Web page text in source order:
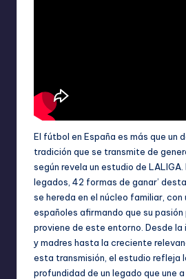
El fútbol en España es más que un
tradición que se transmite de
según revela un estudio de LALIGA.
legados, 42 formas de ganar’
se hereda en el núcleo familiar, con
españoles afirmando que su
proviene de este entorno. Desde la
y madres hasta la creciente
esta transmisión, el estudio refleja
profundidad de un legado que une